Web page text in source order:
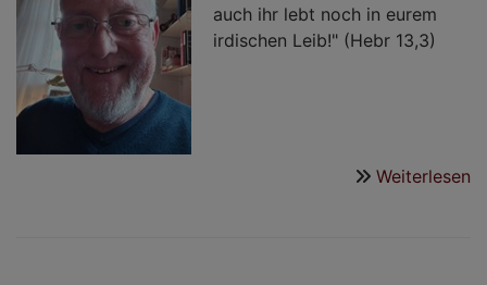
auch ihr lebt noch in eurem
irdischen Leib!" (Hebr 13,3)
Weiterlesen